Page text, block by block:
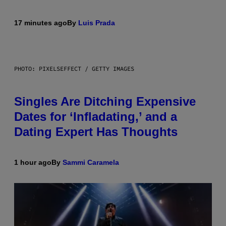
17 minutes agoBy Luis Prada
PHOTO: PIXELSEFFECT / GETTY IMAGES
Singles Are Ditching Expensive
Dates for ‘Infladating,’ and a
Dating Expert Has Thoughts
1 hour agoBy Sammi Caramela